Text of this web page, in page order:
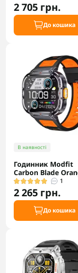
2 705 грн.
До кошика
В наявності
Годинник Modfit
Carbon Blade
1
2 265 грн.
До кошика